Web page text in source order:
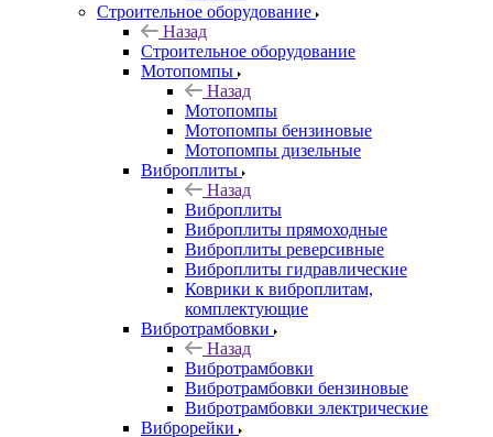
Строительное оборудование
Назад
Строительное оборудование
Мотопомпы
Назад
Мотопомпы
Мотопомпы бензиновые
Мотопомпы дизельные
Виброплиты
Назад
Виброплиты
Виброплиты прямоходные
Виброплиты реверсивные
Виброплиты гидравлические
Коврики к виброплитам,
комплектующие
Вибротрамбовки
Назад
Вибротрамбовки
Вибротрамбовки бензиновые
Вибротрамбовки электрические
Виброрейки